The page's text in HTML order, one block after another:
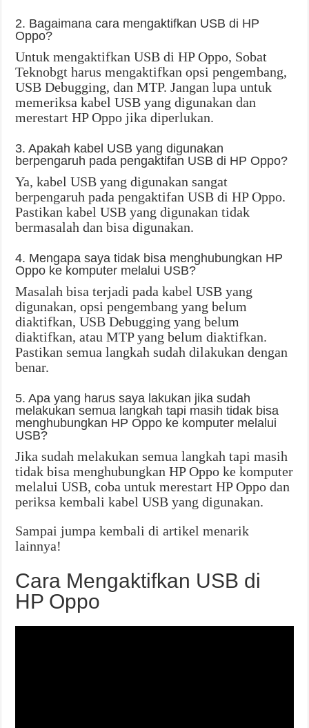
2. Bagaimana cara mengaktifkan USB di HP
Oppo?
Untuk mengaktifkan USB di HP Oppo, Sobat
Teknobgt harus mengaktifkan opsi pengembang,
USB Debugging, dan MTP. Jangan lupa untuk
memeriksa kabel USB yang digunakan dan
merestart HP Oppo jika diperlukan.
3. Apakah kabel USB yang digunakan
berpengaruh pada pengaktifan USB di HP Oppo?
Ya, kabel USB yang digunakan sangat
berpengaruh pada pengaktifan USB di HP Oppo.
Pastikan kabel USB yang digunakan tidak
bermasalah dan bisa digunakan.
4. Mengapa saya tidak bisa menghubungkan HP
Oppo ke komputer melalui USB?
Masalah bisa terjadi pada kabel USB yang
digunakan, opsi pengembang yang belum
diaktifkan, USB Debugging yang belum
diaktifkan, atau MTP yang belum diaktifkan.
Pastikan semua langkah sudah dilakukan dengan
benar.
5. Apa yang harus saya lakukan jika sudah
melakukan semua langkah tapi masih tidak bisa
menghubungkan HP Oppo ke komputer melalui
USB?
Jika sudah melakukan semua langkah tapi masih
tidak bisa menghubungkan HP Oppo ke komputer
melalui USB, coba untuk merestart HP Oppo dan
periksa kembali kabel USB yang digunakan.
Sampai jumpa kembali di artikel menarik
lainnya!
Cara Mengaktifkan USB di
HP Oppo